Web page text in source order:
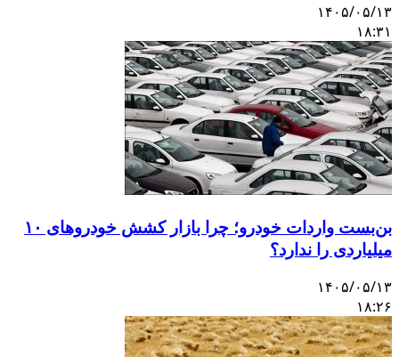
۱۴۰۵/۰۵/۱۳
۱۸:۳۱
بن‌بست واردات خودرو؛ چرا بازار کشش خودروهای ۱۰
میلیاردی را ندارد؟
۱۴۰۵/۰۵/۱۳
۱۸:۲۶